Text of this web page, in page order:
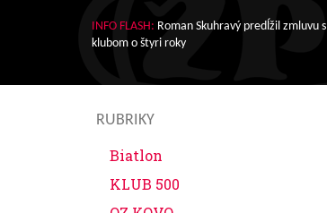
INFO FLASH: Roman Skuhravý predĺžil zmluvu s
klubom o štyri roky
RUBRIKY
Biatlon
KLUB 500